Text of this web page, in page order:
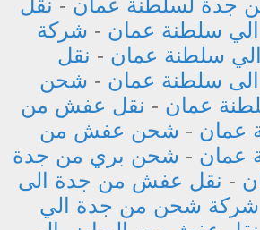
سلطنة عمان - شركة
سلطنة عمان - نقل
سلطنة عمان - شحن
عمان - نقل عفش من
عمان - شحن عفش من
عمان - شحن بري من جدة
- نقل عفش من جدة الى
شركة شحن من جدة الي